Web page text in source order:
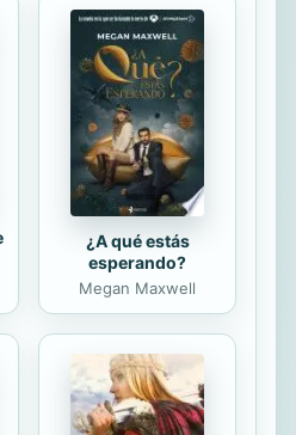
económica que la alejaba
en cuestiones de
Sin embargo, la
de esta organización
de naturaleza política,
tras el Tratado de
el que se...
¿A qué estás
esperando?
Megan Maxwell